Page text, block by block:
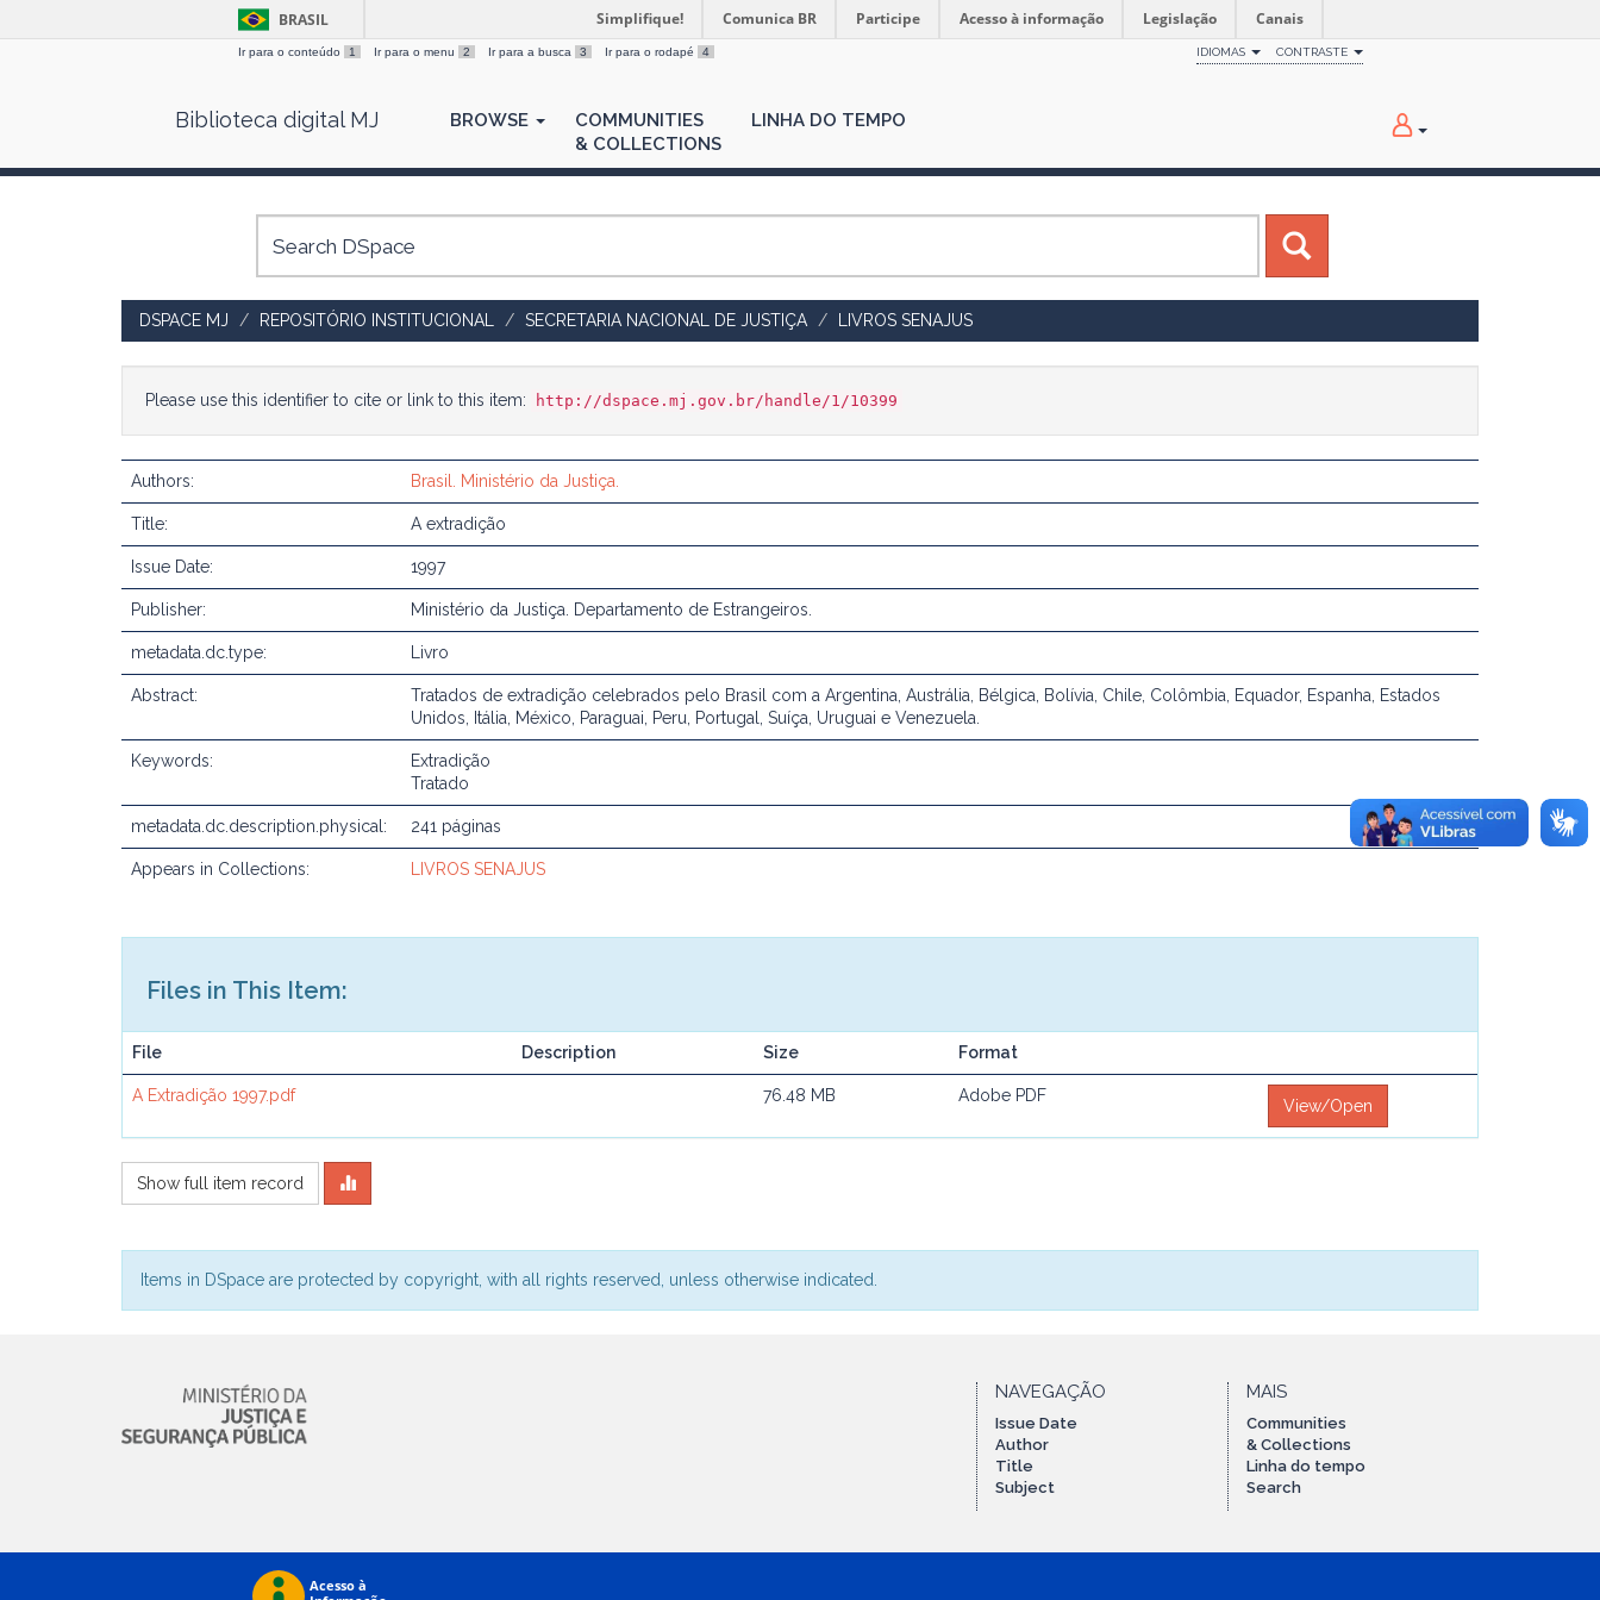
BRASIL Simplifique! Comunica BR Participe Acesso à informação Legislação Canais
Ir para o conteúdo 1 Ir para o menu 2 Ir para a busca 3 Ir para o rodapé 4 IDIOMAS CONTRASTE
Biblioteca digital MJ BROWSE
COMMUNITIES
& COLLECTIONS
LINHA DO TEMPO
DSPACE MJ REPOSITÓRIO INSTITUCIONAL SECRETARIA NACIONAL DE JUSTIÇA LIVROS SENAJUS
Please use this identifier to cite or link to this item: http://dspace.mj.gov.br/handle/1/10399
Authors: Brasil. Ministério da Justiça.
Title: A extradição
Issue Date: 1997
Publisher: Ministério da Justiça. Departamento de Estrangeiros.
metadata.dc.type: Livro
Abstract:
Tratados de extradição celebrados pelo Brasil com a Argentina, Austrália, Bélgica, Bolívia, Chile, Colômbia, Equador, Espanha, Estados
Unidos, Itália, México, Paraguai, Peru, Portugal, Suíça, Uruguai e Venezuela.
Keywords:
Extradição
Tratado
metadata.dc.description.physical: 241 páginas
Appears in Collections: LIVROS SENAJUS
Files in This Item:
File Description Size Format
A Extradição 1997.pdf 76.48 MB Adobe PDF
View/Open
Show full item record
Items in DSpace are protected by copyright, with all rights reserved, unless otherwise indicated.
NAVEGAÇÃO
Issue Date
Author
Title
Subject
MAIS
Communities
& Collections
Linha do tempo
Search